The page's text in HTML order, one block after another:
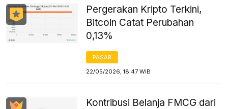
Pergerakan Kripto Terkini,
Bitcoin Catat Perubahan
0,13%
PASAR
22/05/2026, 18:47 WIB
Kontribusi Belanja FMCG dari